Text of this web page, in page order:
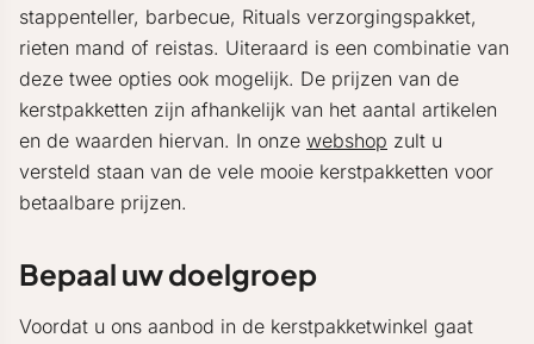
stappenteller, barbecue, Rituals verzorgingspakket,
rieten mand of reistas. Uiteraard is een combinatie van
deze twee opties ook mogelijk. De prijzen van de
kerstpakketten zijn afhankelijk van het aantal artikelen
en de waarden hiervan. In onze webshop zult u
versteld staan van de vele mooie kerstpakketten voor
betaalbare prijzen.
Bepaal uw doelgroep
Voordat u ons aanbod in de kerstpakketwinkel gaat